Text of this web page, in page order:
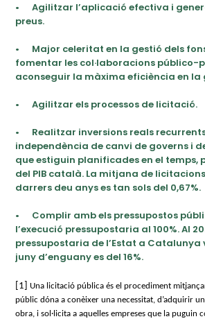
•
Agilitzar l’aplicació efectiva i
preus.
•
Major celeritat en la gestió dels
fomentar les col·laboracions público-
aconseguir la màxima eficiència en la
• Agilitzar els processos de licitació.
•
Realitzar inversions reals
independència de canvi de governs i
que estiguin planificades en el temps,
del PIB català. La mitjana de
darrers deu anys es tan sols del 0,67%.
•
Complir amb els pressupostos
l’execució pressupostaria al 100%. Al
pressupostaria de l’Estat a Catalunya
juny d’enguany es del 16%.
[1]
Una licitació pública és el procediment
públic dóna a conèixer una necessitat, d’adquirir
obra, i sol·licita a aquelles empreses que la puguin